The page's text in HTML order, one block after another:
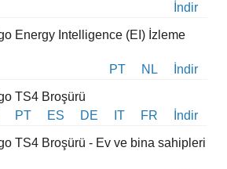
İndir
Energy Intelligence (EI) İzleme
PT
NL İndir
TS4 Broşürü
PT ES DE IT FR İndir
TS4 Broşürü - Ev ve bina sahipleri